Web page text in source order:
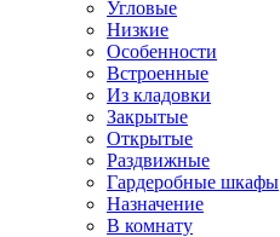
Угловые
Низкие
Особенности
Встроенные
Из кладовки
Закрытые
Открытые
Раздвижные
Гардеробные шкафы
Назначение
В комнату